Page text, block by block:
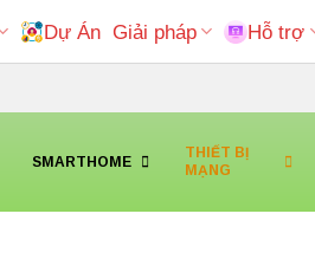
Dự Án Giải pháp Hỗ trợ
SMARTHOME
THIẾT BỊ
MẠNG